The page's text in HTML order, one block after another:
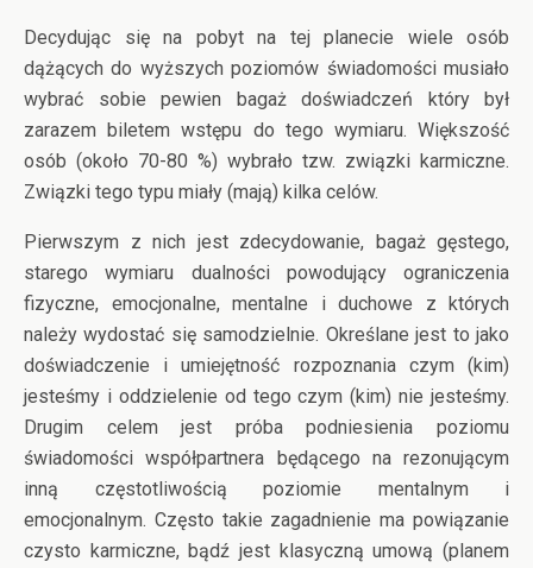
Decydując się na pobyt na tej planecie wiele osób
dążących do wyższych poziomów świadomości musiało
wybrać sobie pewien bagaż doświadczeń który był
zarazem biletem wstępu do tego wymiaru. Większość
osób (około 70-80 %) wybrało tzw. związki karmiczne.
Związki tego typu miały (mają) kilka celów.
Pierwszym z nich jest zdecydowanie, bagaż gęstego,
starego wymiaru dualności powodujący ograniczenia
fizyczne, emocjonalne, mentalne i duchowe z których
należy wydostać się samodzielnie. Określane jest to jako
doświadczenie i umiejętność rozpoznania czym (kim)
jesteśmy i oddzielenie od tego czym (kim) nie jesteśmy.
Drugim celem jest próba podniesienia poziomu
świadomości współpartnera będącego na rezonującym
inną częstotliwością poziomie mentalnym i
emocjonalnym. Często takie zagadnienie ma powiązanie
czysto karmiczne, bądź jest klasyczną umową (planem